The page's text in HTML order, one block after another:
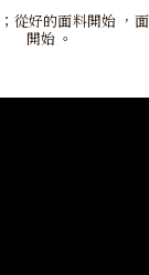
； 從好的面料開始 ，
開始 。